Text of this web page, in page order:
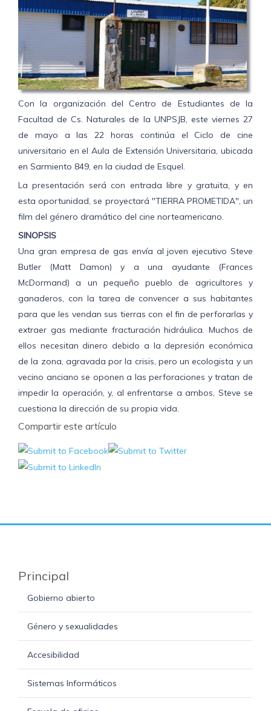
Con la organización del Centro de Estudiantes de la
Facultad de Cs. Naturales de la UNPSJB, este viernes 27
de mayo a las 22 horas continúa el Ciclo de cine
universitario en el Aula de Extensión Universitaria, ubicada
en Sarmiento 849, en la ciudad de Esquel.
La presentación será con entrada libre y gratuita, y en
esta oportunidad, se proyectará "TIERRA PROMETIDA", un
film del género dramático del cine norteamericano.
SINOPSIS
Una gran empresa de gas envía al joven ejecutivo Steve
Butler (Matt Damon) y a una ayudante (Frances
McDormand) a un pequeño pueblo de agricultores y
ganaderos, con la tarea de convencer a sus habitantes
para que les vendan sus tierras con el fin de perforarlas y
extraer gas mediante fracturación hidráulica. Muchos de
ellos necesitan dinero debido a la depresión económica
de la zona, agravada por la crisis, pero un ecologista y un
vecino anciano se oponen a las perforaciones y tratan de
impedir la operación, y, al enfrentarse a ambos, Steve se
cuestiona la dirección de su propia vida.
Compartir este artículo
Principal
Gobierno abierto
Género y sexualidades
Accesibilidad
Sistemas Informáticos